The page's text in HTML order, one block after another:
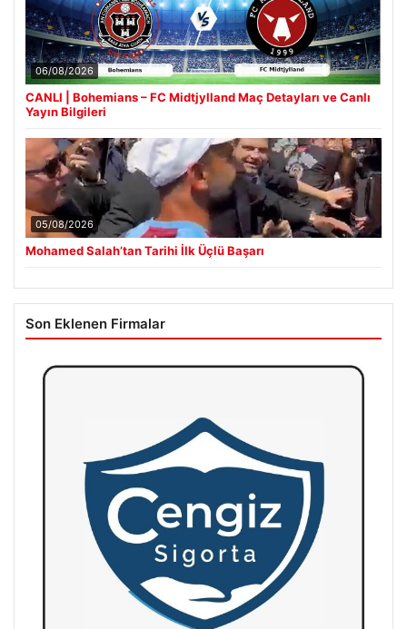
06/08/2026
CANLI | Bohemians – FC Midtjylland Maç Detayları ve Canlı
Yayın Bilgileri
05/08/2026
Mohamed Salah’tan Tarihi İlk Üçlü Başarı
Son Eklenen Firmalar